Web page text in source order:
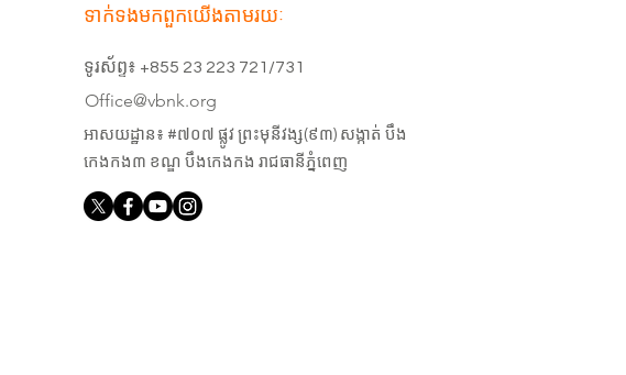
ទាក់ទង​មក​ពួក​យើងតាមរយៈ
ទូរស័ព្ទ៖ +855 23 223 721/731
Office@vbnk.org
អាសយដ្ឋាន៖ #៧០៧ ផ្លូវ ព្រះមុនីវង្ស(៩៣) សង្កាត់ បឹង
កេងកង៣ ខណ្ឌ បឹងកេងកង រាជធានីភ្នំពេញ